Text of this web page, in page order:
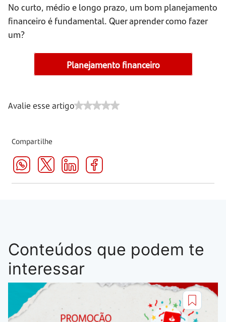
No curto, médio e longo prazo, um bom planejamento
financeiro é fundamental. Quer aprender como fazer
um?
Planejamento financeiro
Avalie esse artigo
Compartilhe
Conteúdos que podem te
interessar